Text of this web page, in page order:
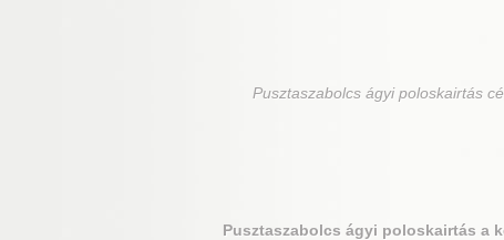
Pusztaszabolcságyi poloskairtás
Pusztaszabolcs ágyi poloskairtás a